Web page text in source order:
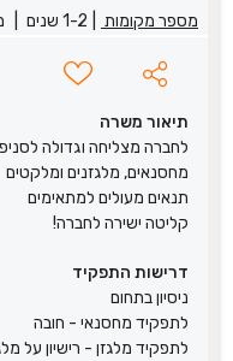
מספר מקומות 1-2 שנים
תיאור משרה
לחברה מצליחה וגדולה
מחסנאים, מלגזנים ומלקטים
תנאים מעולים למתאימים
קליטה ישירה לחברה!
דרישות התפקיד
ניסיון בתחום
לתפקיד מחסנאי - חובה
לתפקיד מלגזן - רישיון על